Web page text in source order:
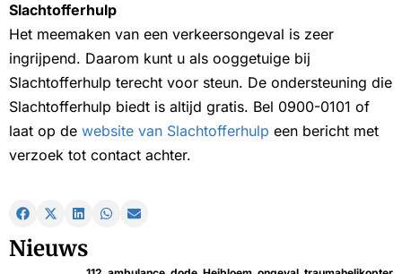
Slachtofferhulp
Het meemaken van een verkeersongeval is zeer
ingrijpend. Daarom kunt u als ooggetuige bij
Slachtofferhulp terecht voor steun. De ondersteuning die
Slachtofferhulp biedt is altijd gratis. Bel 0900-0101 of
laat op de website van Slachtofferhulp een bericht met
verzoek tot contact achter.
Nieuws